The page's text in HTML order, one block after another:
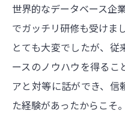
世界的なデータベース企
でガッチリ研修も受けま
とても大変でしたが、
ースのノウハウを得るこ
アと対等に話ができ、信
た経験があったからこそ